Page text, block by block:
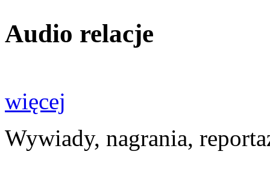
Audio relacje
więcej
Wywiady, nagrania,